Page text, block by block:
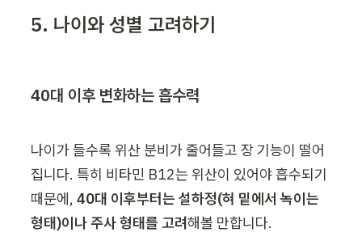
5. 나이와 성별 고려하기
40대 이후 변화하는 흡수력
나이가 들수록 위산 분비가 줄어들고 장 기능이 떨어
집니다. 특히 비타민 B12는 위산이 있어야 흡수되기
때문에, 40대 이후부터는 설하정(혀 밑에서 녹이는
형태)이나 주사 형태를 고려해볼 만합니다.